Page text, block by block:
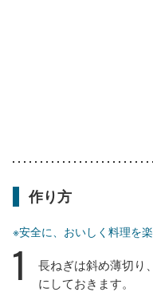
作り方
※安全に、おいしく料理を
1
長ねぎは斜め薄切り
にしておきます。